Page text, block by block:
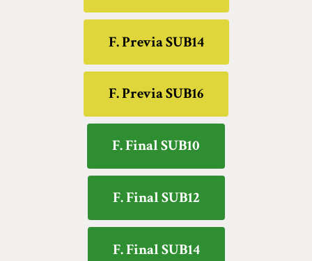
F. Previa SUB14
F. Previa SUB16
F. Final SUB10
F. Final SUB12
F. Final SUB14